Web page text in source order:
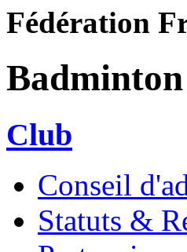
Fédération
Club
Conseil
Statuts &